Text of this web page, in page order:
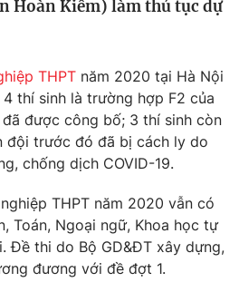
Hoàn Kiếm) làm thủ tục dự
THPT năm 2020 tại Hà Nội
thí sinh là trường hợp F2 của
đã được công bố; 3 thí sinh còn
đội trước đó đã bị cách ly do
chống dịch COVID-19.
THPT năm 2020 vẫn có
Toán, Ngoại ngữ, Khoa học tự
Đề thi do Bộ GD&ĐT xây dựng,
đương với đề đợt 1.